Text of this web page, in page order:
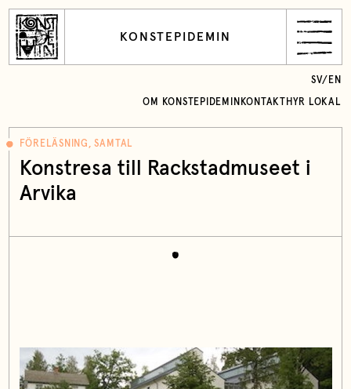
KONSTEPIDEMIN
OM KONSTEPIDEMIN KONTAKT HYR LOKAL
SV/ EN
FÖRELÄSNING, SAMTAL
Konstresa till Rackstadmuseet i
Arvika